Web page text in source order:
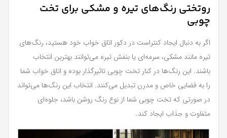
روتختی رنگ‌های تیره و مشکی برای تخت
چوبی
اگر به دنبال ایجاد کنتراست در دکور اتاق خواب خود هستید، رنگ‌های
تیره مانند مشکی، سرمه‌ای یا بنفش تیره می‌توانند بهترین انتخاب
باشند. این رنگ‌ها در کنار تخت چوبی تاثیرگذار بوده و اتاق خواب شما
را به فضایی خاص و مدرن تبدیل می‌کنند. انتخاب این رنگ‌ها می‌تواند
در صورتی که تخت چوبی شما از نوع رنگ روشن باشد، جلوه‌ای
متفاوت و جذاب ایجاد کند.